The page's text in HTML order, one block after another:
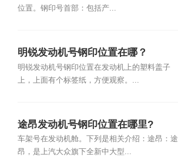
位置。钢印号首部：包括产...
明锐发动机号钢印位置在哪？
明锐发动机号钢印位置在发动机上的塑料盖子
上，上面有个标签纸，方便观察。...
途昂发动机号钢印位置在哪里?
车架号在发动机舱。下列是相关介绍：途昂：途
昂，是上汽大众旗下全新中大型...